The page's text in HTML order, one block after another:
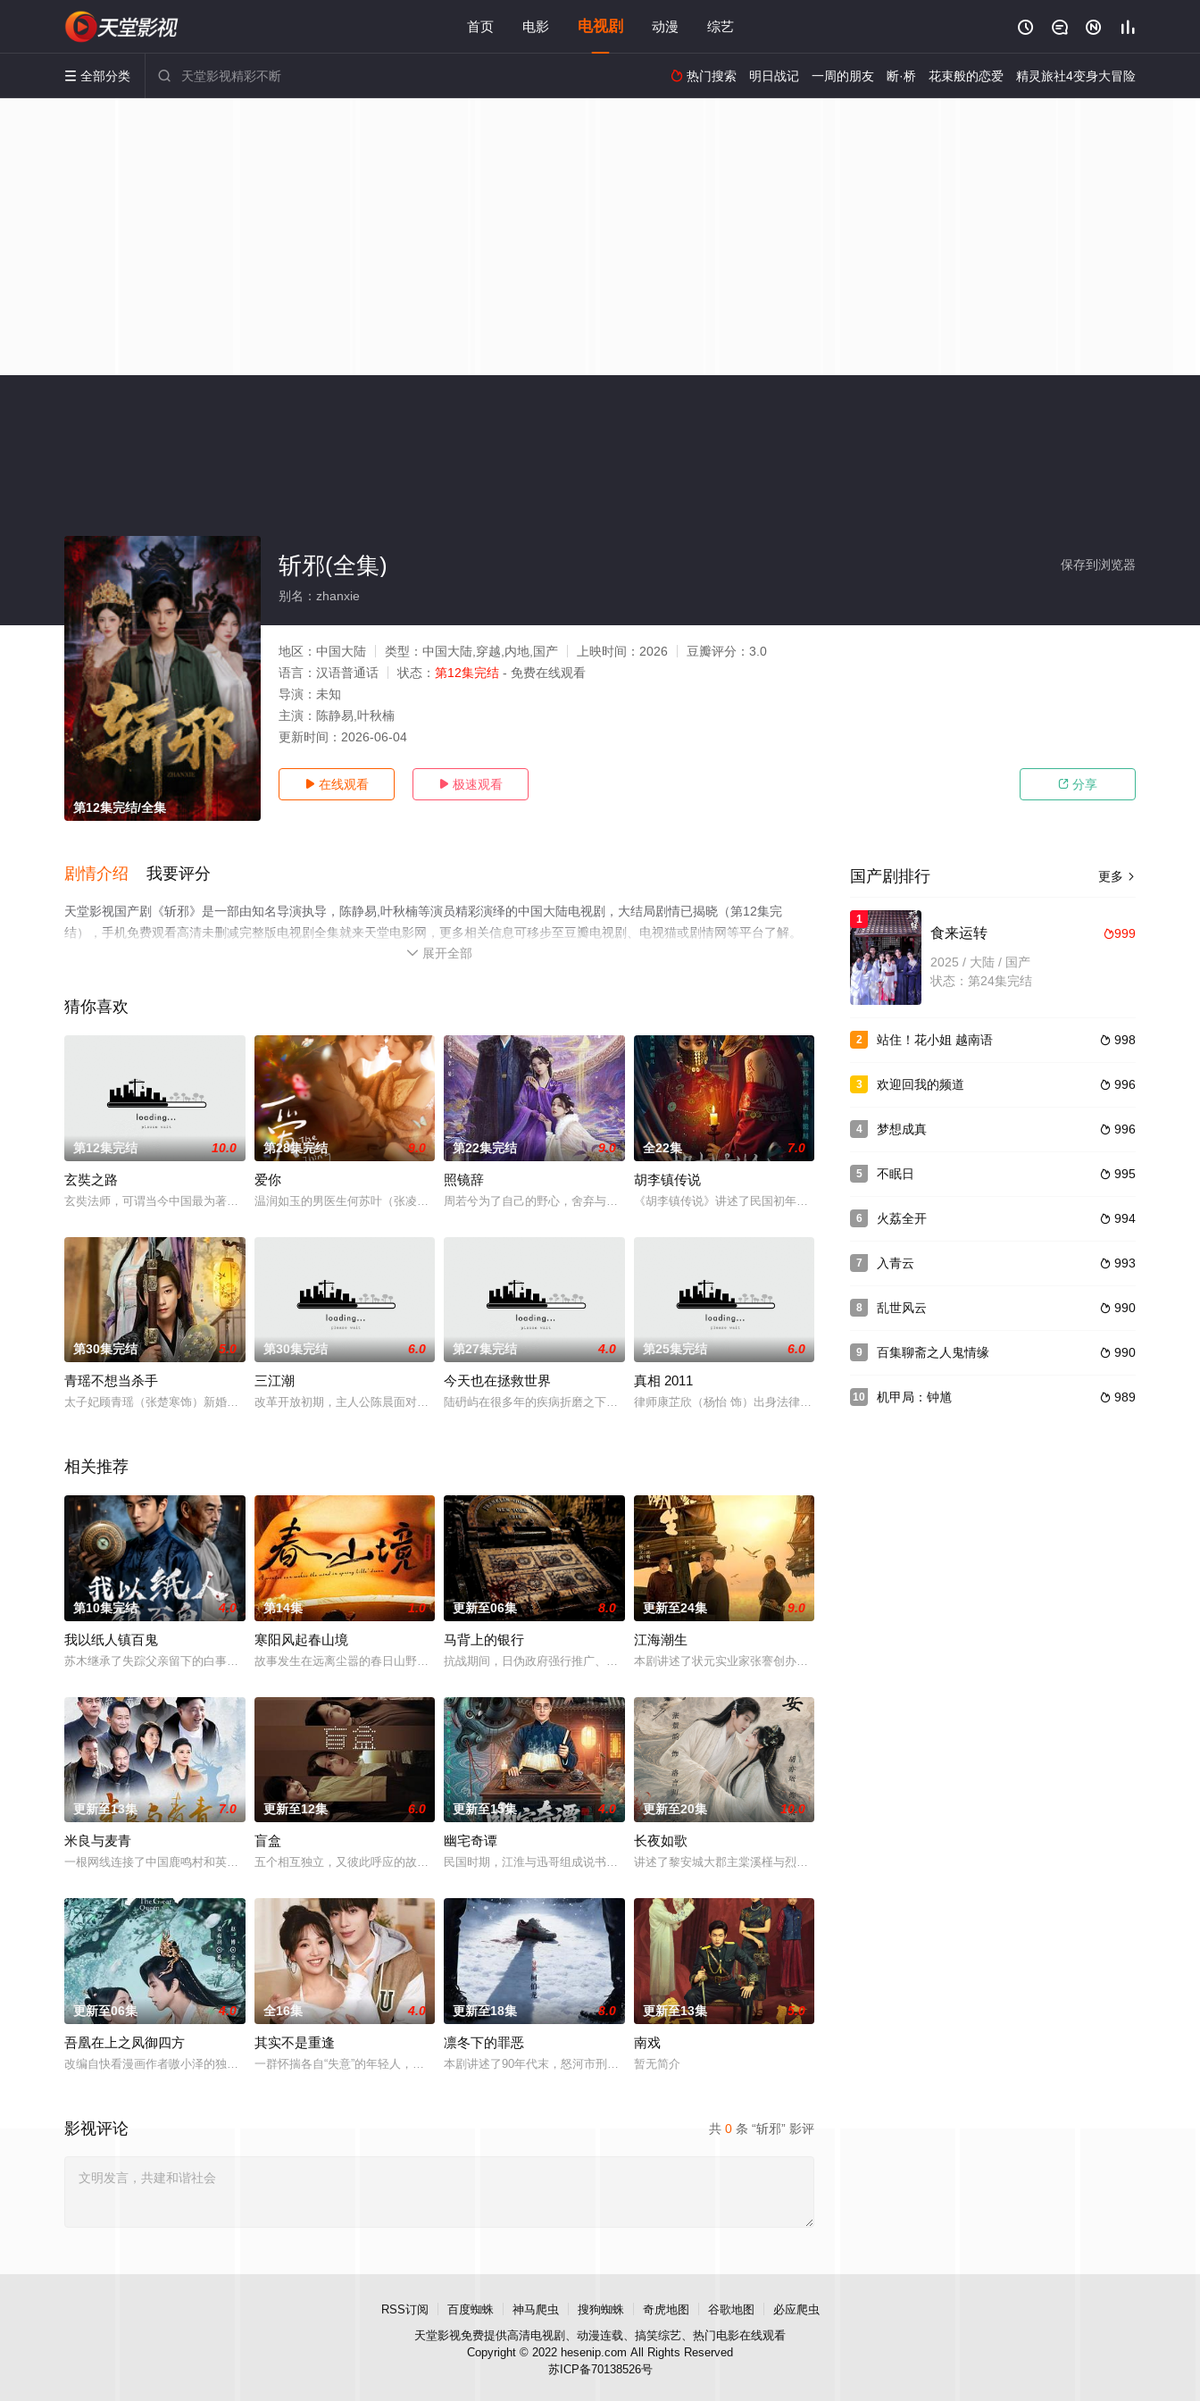
首页 电影 电视剧 动漫 综艺    
 全部分类   热门搜索 明日战记 一周的朋友 断·桥 花束般的恋爱 精灵旅社4变身大冒险
第12集完结/全集
保存到浏览器
斩邪(全集)
别名：zhanxie
地区： 中国大陆 类型： 中国大陆,穿越,内地,国产 上映时间： 2026 豆瓣评分： 3.0
语言： 汉语普通话 状态： 第12集完结 - 免费在线观看
导演： 未知
主演： 陈静易,叶秋楠
更新时间： 2026-06-04
 在线观看  极速观看  分享
剧情介绍 我要评分
天堂影视国产剧《斩邪》是一部由知名导演执导，陈静易,叶秋楠等演员精彩演绎的中国大陆电视剧，大结局剧情已揭晓（第12集完
结），手机免费观看高清未删减完整版电视剧全集就来天堂电影网，更多相关信息可移步至豆瓣电视剧、电视猫或剧情网等平台了解。
 展开全部
猜你喜欢
第12集完结 10.0
玄奘之路
玄奘法师，可谓当今中国最为著名的僧侣。但他的出名不是因为其上求佛法的献身精神以及莫测的
第28集完结 9.0
爱你
温润如玉的男医生何苏叶（张凌赫 饰）与重度失眠的酒店前厅经理沈惜凡（徐若晗 饰），在一
第22集完结 9.0
照镜辞
周若兮为了自己的野心，舍弃与燕王李晏的感情，处心积虑嫁给太子。在她即将权倾天下之际，被
全22集 7.0
胡李镇传说
《胡李镇传说》讲述了民国初年，由“胡”“李”两大姓氏组成的小镇里，百年前的血狐狸再度出
第30集完结 5.0
青瑶不想当杀手
太子妃顾青瑶（张楚寒饰）新婚之夜，突遇冷血杀手十一（崔雨鑫饰）刺杀太子夫君，二人意外灵
第30集完结 6.0
三江潮
改革开放初期，主人公陈晨面对贫穷落后的家乡，立志大力发展经济、改变乡村面貌。她放弃了自
第27集完结 4.0
今天也在拯救世界
陆砃屿在很多年的疾病折磨之下生命垂危，濒死之际，受到了一个世界意识的召唤，来到了一个全
第25集完结 6.0
真相 2011
律师康芷欣（杨怡 饰）出身法律世家，做事重原则、敢言敢行。而在同一间事务所的另一位大状
相关推荐
第10集完结 4.0
我以纸人镇百鬼
苏木继承了失踪父亲留下的白事馆，本想低调扎纸维生，却因一具流血的新娘纸人卷入了一场跨越
第14集 1.0
寒阳风起春山境
故事发生在远离尘嚣的春日山野，两个孤独的人因机缘巧合相遇。一人背负过往伤痕，避世居于深
更新至06集 8.0
马背上的银行
抗战期间，日伪政府强行推广、使用由“中国准备银行”发行的伪钞货币。根据党中央指示，高景
更新至24集 9.0
江海潮生
本剧讲述了状元实业家张謇创办大生企业，实业报国的故事。甲午战争后，国家蒙羞，张謇虽高中
更新至13集 7.0
米良与麦青
一根网线连接了中国鹿鸣村和英国牛津，麦香通过视频向米良宣告：婚不结了。鹿鸣村开了锅，村
更新至12集 6.0
盲盒
五个相互独立，又彼此呼应的故事——用一场精心策划的“夏令营”完成复仇的受害者；临终前与
更新至15集 4.0
幽宅奇谭
民国时期，江淮与迅哥组成说书班子，偶遇“白天人住屋，晚上鬼占房”的阴阳宅，江淮被掳走配
更新至20集 10.0
长夜如歌
讲述了黎安城大郡主棠溪槿与烈云峥之间曲折动人的情感，以及他们在复杂局势中坚守初心、勇敢
更新至06集 4.0
吾凰在上之凤御四方
改编自快看漫画作者嗷小泽的独家连载漫画《吾凰在上》。现代少女奚圆（姜贞羽 饰）因意外踏
全16集 4.0
其实不是重逢
一群怀揣各自“失意”的年轻人，在沿海小城南安相遇相知，他们决心各展所长创办旅行社。他们
更新至18集 8.0
凛冬下的罪恶
本剧讲述了90年代末，怒河市刑侦支队在无普及监控、无DNA鉴定技术的支持下，通过摸排、
更新至13集 5.0
南戏
暂无简介
共 0 条 “斩邪” 影评
影视评论
更多 
国产剧排行
1
999
食来运转
2025 / 大陆 / 国产
状态：第24集完结
2  998
站住！花小姐 越南语
3  996
欢迎回我的频道
4  996
梦想成真
5  995
不眠日
6  994
火荔全开
7  993
入青云
8  990
乱世风云
9  990
百集聊斋之人鬼情缘
10  989
机甲局：钟馗
RSS订阅 百度蜘蛛 神马爬虫 搜狗蜘蛛 奇虎地图 谷歌地图
必应爬虫
天堂影视免费提供高清电视剧、动漫连载、搞笑综艺、热门电影在线观看
Copyright © 2022 hesenip.com All Rights Reserved
苏ICP备70138526号